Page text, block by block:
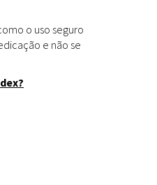
o uso seguro
e não se